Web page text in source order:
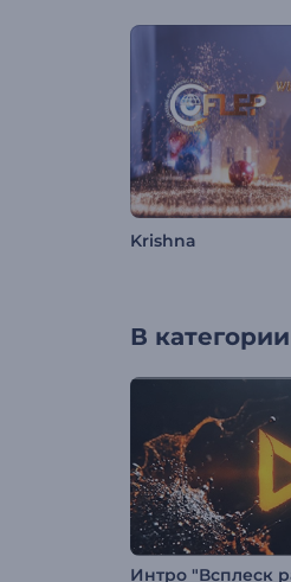
Krishna
В категории